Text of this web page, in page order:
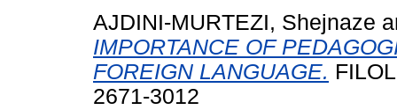
AJDINI-MURTEZI, Shejnaze
IMPORTANCE OF
FOREIGN LANGUAGE.
2671-3012